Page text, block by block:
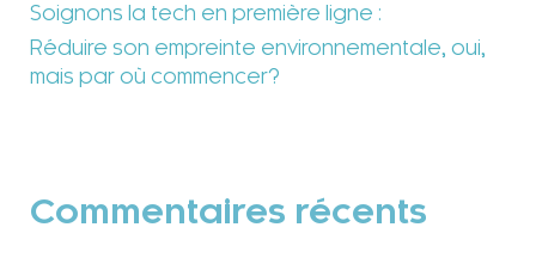
Soignons la tech en première ligne :
Réduire son empreinte environnementale, oui,
mais par où commencer?
Commentaires récents